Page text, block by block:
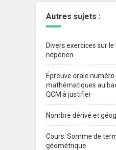
Autres sujets :
Divers exercices sur
népérien
Épreuve orale numéro
mathématiques au
QCM à justifier
Nombre dérivé et
Cours: Somme de
géométrique